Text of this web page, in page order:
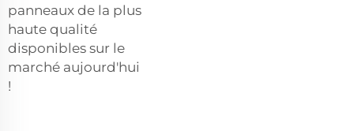
panneaux de la plus
haute qualité
disponibles sur le
marché aujourd'hui
!